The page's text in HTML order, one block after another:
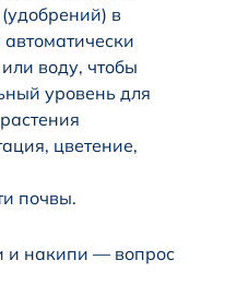
в
воду, чтобы
уровень для
цветение,
почвы.
и накипи — вопрос